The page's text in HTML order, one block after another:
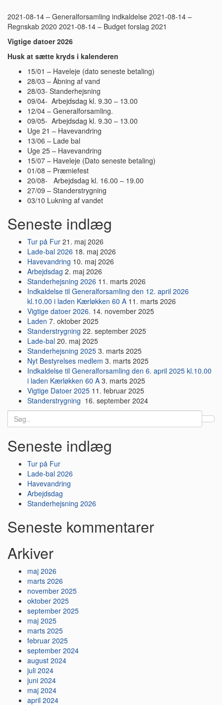
2021-08-14 – Generalforsamling indkaldelse 2021-08-14 –
Regnskab 2020 2021-08-14 – Budget forslag 2021
Vigtige datoer 2026
Husk at sætte kryds i kalenderen
15/01 – Haveleje (dato seneste betaling)
28/03 – Åbning af vand
28/03- Standerhejsning
09/04- Arbejdsdag kl. 9.30 – 13.00
12/04 – Generalforsamling.
09/05- Arbejdsdag kl. 9.30 – 13.00
Uge 21 – Havevandring
13/06 – Lade bal
Uge 25 – Havevandring
15/07 – Haveleje (Dato seneste betaling)
01/08 – Præmiefest
20/08- Arbejdsdag kl. 16.00 – 19.00
27/09 – Standerstrygning
03/10 Lukning af vandet
Seneste indlæg
Tur på Fur 21. maj 2026
Lade-bal 2026 18. maj 2026
Havevandring 10. maj 2026
Arbejdsdag 2. maj 2026
Standerhejsning 2026 11. marts 2026
Indkaldelse til Generalforsamling den 12. april 2026
kl.10.00 i laden Kærløkken 60 A 11. marts 2026
Vigtige datoer 2026. 14. november 2025
Laden 7. oktober 2025
Standerstrygning 22. september 2025
Lade-bal 20. maj 2025
Standerhejsning 2025 3. marts 2025
Nyt Bestyrelses medlem 3. marts 2025
Indkaldelse til Generalforsamling den 6. april 2025 kl.10.00
i laden Kærløkken 60 A 3. marts 2025
Vigtige Datoer 2025 11. februar 2025
Standerstrygning 16. september 2024
Search
for:
Seneste indlæg
Tur på Fur
Lade-bal 2026
Havevandring
Arbejdsdag
Standerhejsning 2026
Seneste kommentarer
Arkiver
maj 2026
marts 2026
november 2025
oktober 2025
september 2025
maj 2025
marts 2025
februar 2025
september 2024
august 2024
juli 2024
juni 2024
maj 2024
april 2024